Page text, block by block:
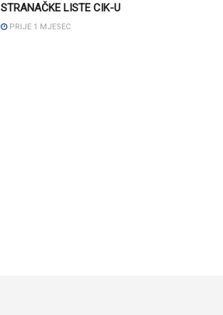
STRANAČKE LISTE CIK-U
PRIJE 1 MJESEC